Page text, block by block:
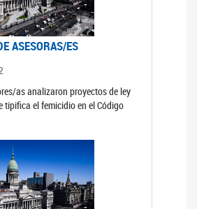
ASESORAS/ES
as analizaron proyectos de ley
tipifica el femicidio en el Código